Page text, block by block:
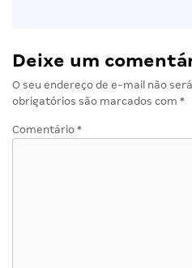
Deixe um
O seu endereço de e-mail não
obrigatórios são marcados com *
Comentário *